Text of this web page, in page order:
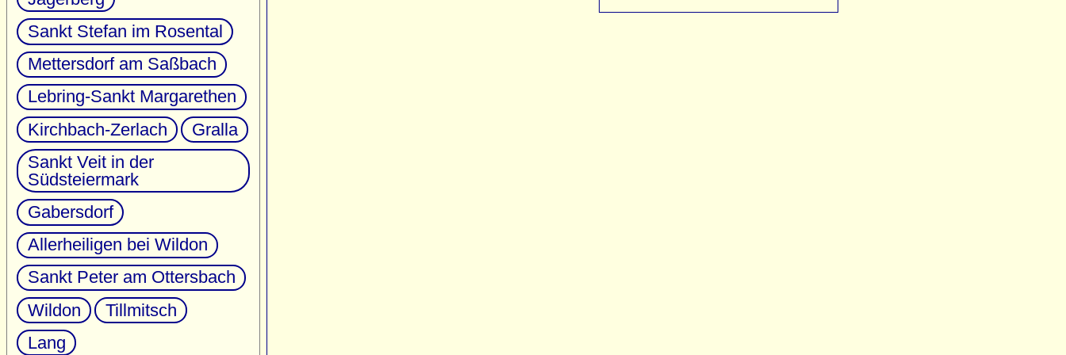
Sankt Stefan im Rosental
Mettersdorf am Saßbach
Lebring-Sankt Margarethen
Kirchbach-Zerlach
Gralla
Sankt Veit in der
Südsteiermark
Gabersdorf
Allerheiligen bei Wildon
Sankt Peter am Ottersbach
Wildon
Tillmitsch
Lang